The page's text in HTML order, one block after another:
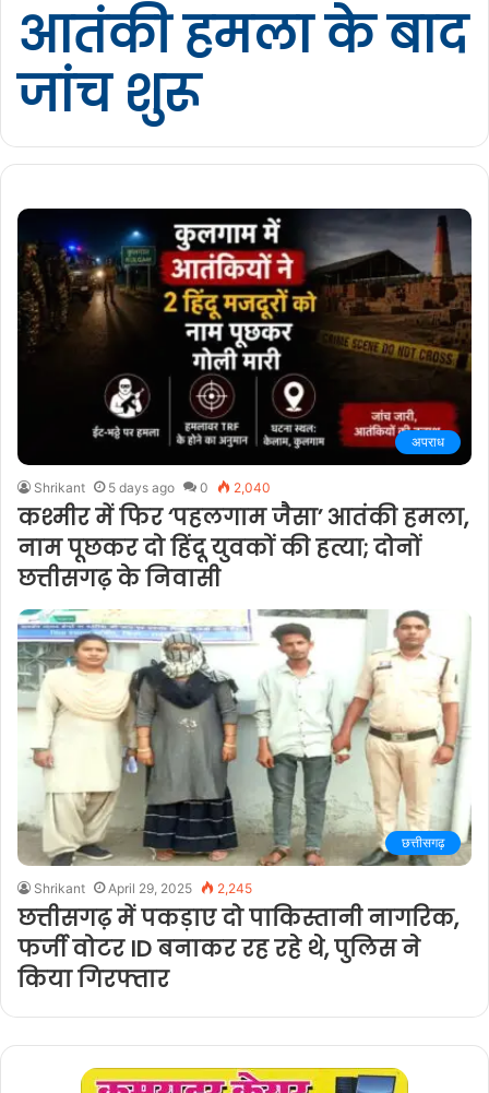
आतंकी हमला के बाद
जांच शुरू
अपराध
Shrikant 5 days ago 0 2,040
कश्मीर में फिर ‘पहलगाम जैसा’ आतंकी हमला,
नाम पूछकर दो हिंदू युवकों की हत्या; दोनों
छत्तीसगढ़ के निवासी
छत्तीसगढ़
Shrikant April 29, 2025 2,245
छत्तीसगढ़ में पकड़ाए दो पाकिस्तानी नागरिक,
फर्जी वोटर ID बनाकर रह रहे थे, पुलिस ने
किया गिरफ्तार